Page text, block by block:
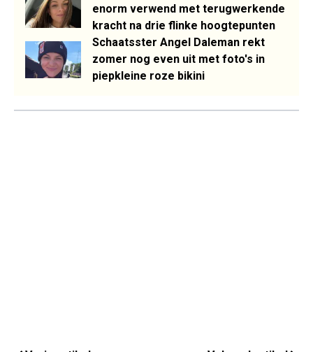
enorm verwend met terugwerkende
kracht na drie flinke hoogtepunten
Schaatsster Angel Daleman rekt
zomer nog even uit met foto's in
piepkleine roze bikini